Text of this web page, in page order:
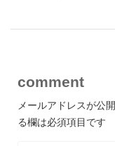
comment
メールアドレスが公
る欄は必須項目です